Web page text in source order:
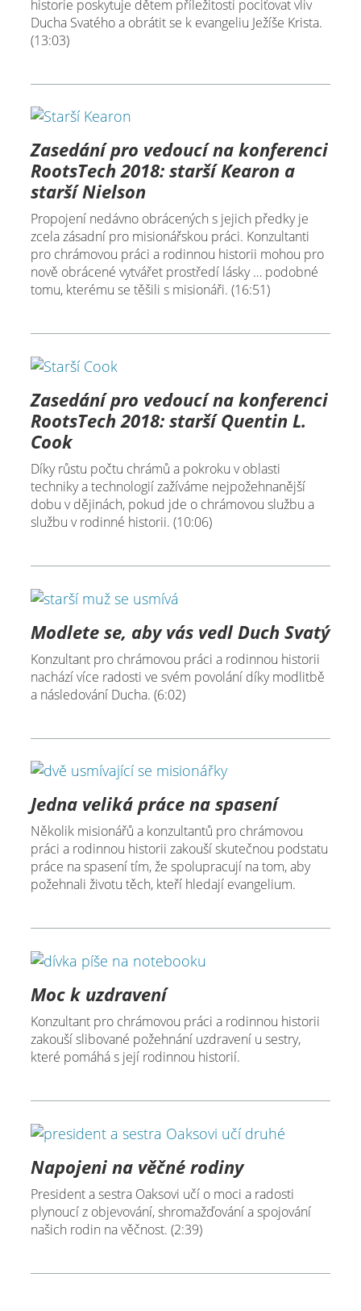
historie poskytuje dětem příležitosti pociťovat vliv
Ducha Svatého a obrátit se k evangeliu Ježíše Krista.
(13:03)
Zasedání pro vedoucí na konferenci
RootsTech 2018: starší Kearon a
starší Nielson
Propojení nedávno obrácených s jejich předky je
zcela zásadní pro misionářskou práci. Konzultanti
pro chrámovou práci a rodinnou historii mohou pro
nově obrácené vytvářet prostředí lásky … podobné
tomu, kterému se těšili s misionáři. (16:51)
Zasedání pro vedoucí na konferenci
RootsTech 2018: starší Quentin L.
Cook
Díky růstu počtu chrámů a pokroku v oblasti
techniky a technologií zažíváme nejpožehnanější
dobu v dějinách, pokud jde o chrámovou službu a
službu v rodinné historii. (10:06)
Modlete se, aby vás vedl Duch Svatý
Konzultant pro chrámovou práci a rodinnou historii
nachází více radosti ve svém povolání díky modlitbě
a následování Ducha. (6:02)
Jedna veliká práce na spasení
Několik misionářů a konzultantů pro chrámovou
práci a rodinnou historii zakouší skutečnou podstatu
práce na spasení tím, že spolupracují na tom, aby
požehnali životu těch, kteří hledají evangelium.
Moc k uzdravení
Konzultant pro chrámovou práci a rodinnou historii
zakouší slibované požehnání uzdravení u sestry,
které pomáhá s její rodinnou historií.
Napojeni na věčné rodiny
President a sestra Oaksovi učí o moci a radosti
plynoucí z objevování, shromažďování a spojování
našich rodin na věčnost. (2:39)